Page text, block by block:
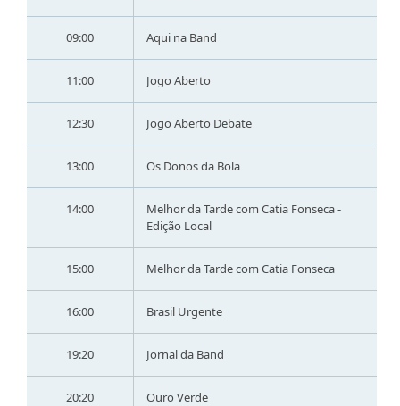
09:00 Aqui na Band
11:00 Jogo Aberto
12:30 Jogo Aberto Debate
13:00 Os Donos da Bola
14:00
Melhor da Tarde com Catia Fonseca -
Edição Local
15:00 Melhor da Tarde com Catia Fonseca
16:00 Brasil Urgente
19:20 Jornal da Band
20:20 Ouro Verde